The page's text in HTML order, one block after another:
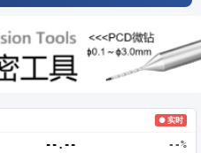
● 实时
--.-- --%